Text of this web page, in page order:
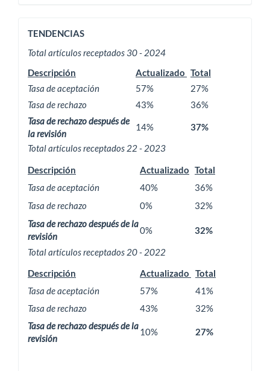
ACTIVIDAD
EDITORIAL
TENDENCIAS
Total artículos receptados 30 - 2024
Descripción
Actualizado Total
Tasa de aceptación
57%
27%
Tasa de rechazo
43%
36%
Tasa de rechazo después de
la revisión
14%
37%
Total artículos receptados 22 - 2023
Descripción
Actualizado Total
Tasa de aceptación
40%
36%
Tasa de rechazo
0%
32%
Tasa de rechazo después de la
revisión
0%
32%
Total artículos receptados 20 - 2022
Descripción
Actualizado
Total
Tasa de aceptación
57%
41%
Tasa de rechazo
43%
32%
Tasa de rechazo después de la
revisión
10% 27%